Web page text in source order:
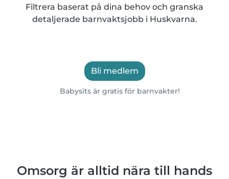
Filtrera baserat på dina behov och granska
detaljerade barnvaktsjobb i Huskvarna.
Bli medlem
Babysits är gratis för barnvakter!
Omsorg är alltid nära till hands